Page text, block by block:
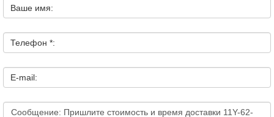
Ваше имя:
Телефон *:
E-mail: